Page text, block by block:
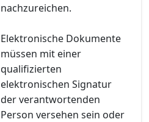
nachzureichen.
Elektronische Dokumente
müssen mit einer
qualifizierten
elektronischen Signatur
der verantwortenden
Person versehen sein oder